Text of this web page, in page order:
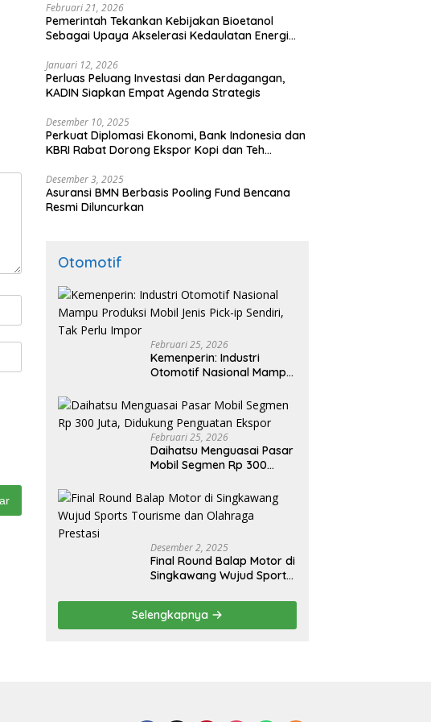
Februari 21, 2026
Pemerintah Tekankan Kebijakan Bioetanol
Sebagai Upaya Akselerasi Kedaulatan Energi
Januari 12, 2026
Perluas Peluang Investasi dan Perdagangan,
KADIN Siapkan Empat Agenda Strategis
Desember 10, 2025
Perkuat Diplomasi Ekonomi, Bank Indonesia dan
KBRI Rabat Dorong Ekspor Kopi dan Teh
Desember 3, 2025
Asuransi BMN Berbasis Pooling Fund Bencana
Resmi Diluncurkan
Otomotif
Februari 25, 2026
Kemenperin: Industri
Otomotif Nasional Mampu
ip Sendiri, Tak Perlu Impor
Februari 25, 2026
Daihatsu Menguasai Pasar
Mobil Segmen Rp 300
Ekspor
Desember 2, 2025
Final Round Balap Motor di
Singkawang Wujud Sports
Prestasi
Selengkapnya